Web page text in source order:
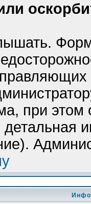
при этом
детальная